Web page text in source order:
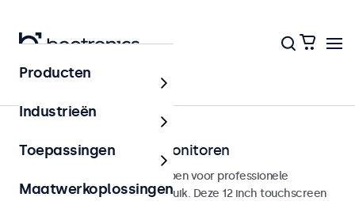
Touchscreens
12 inch touchscreen monitoren
12 inch touchscreens ontworpen voor professionele
toepassingen en continu gebruik. Deze 12 inch touchscreen
Producten
Industrieën
Toepassingen
Maatwerkoplossingen